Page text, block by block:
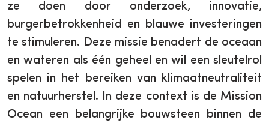
ze doen door onderzoek, innovatie,
burgerbetrokkenheid en blauwe investeringen
te stimuleren. Deze missie benadert de oceaan
en wateren als één geheel en wil een sleutelrol
spelen in het bereiken van klimaatneutraliteit
en natuurherstel. In deze context is de Mission
Ocean een belangrijke bouwsteen binnen de